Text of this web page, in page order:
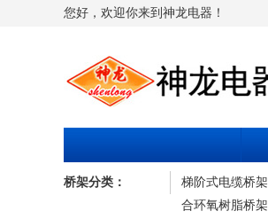
您好，欢迎你来到神龙电器！
桥架分类： 梯阶式电缆桥架
合环氧树脂桥架